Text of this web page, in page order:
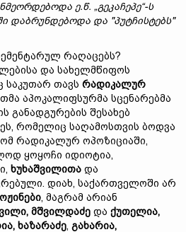
ე.წ. „გეკაჩეპე“-ს
დაბრუნდებოდა და "პუტჩისტებს"
რაღაცებს?
და სახელმწიფოს
საკუთარ თავს რადიკალურ
აპოკალიფსურმა სცენარებმა
განადგურების შესახებ
რომელიც საღამოსთვის ბოდვა
რადიკალურ ოპოზიციაში,
ყოყოჩი იდიოტია,
ხუხაშვილითა და
დიახ, საქართველოში არ
ები, მაგრამ არიან
მშვილდაძე და ქუთელია,
, ხაზარაძე, გახარია,